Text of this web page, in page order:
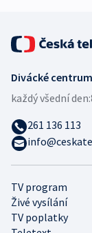
TV program
Živé vysílání
TV poplatky
Divácké centrum
každý všední den:
261 136 113